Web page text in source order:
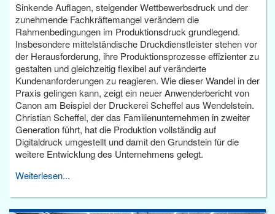
Sinkende Auflagen, steigender Wettbewerbsdruck und der
zunehmende Fachkräftemangel verändern die
Rahmenbedingungen im Produktionsdruck grundlegend.
Insbesondere mittelständische Druckdienstleister stehen vor
der Herausforderung, ihre Produktionsprozesse effizienter zu
gestalten und gleichzeitig flexibel auf veränderte
Kundenanforderungen zu reagieren. Wie dieser Wandel in der
Praxis gelingen kann, zeigt ein neuer Anwenderbericht von
Canon am Beispiel der Druckerei Scheffel aus Wendelstein.
Christian Scheffel, der das Familienunternehmen in zweiter
Generation führt, hat die Produktion vollständig auf
Digitaldruck umgestellt und damit den Grundstein für die
weitere Entwicklung des Unternehmens gelegt.
Weiterlesen...